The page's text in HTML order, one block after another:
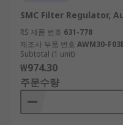
SMC Filter Regulator,
RS 제품 번호 631-778
제조사 부품 번호 AWM30-
Subtotal (1 unit)
₩974.30
주문수량